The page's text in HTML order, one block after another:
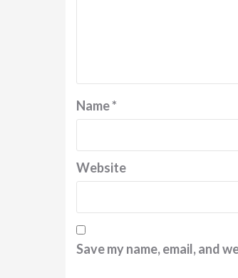
Name*
Website
Save my name, email, and